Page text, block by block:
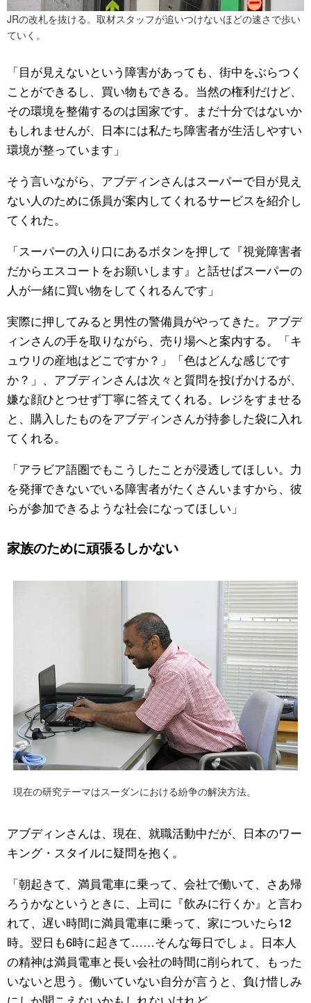
JRの改札を抜ける。取材スタッフが追いつけないほどの速さで歩い
ていく。
「目が見えないという障害があっても、街中をぶらつく
ことができるし、買い物もできる。当然の権利だけど、
その環境を整備するのは国家です。まだ十分ではないか
もしれませんが、日本には私たち障害者が生活しやすい
環境が整っています」
そう言いながら、アブディンさんはスーパーで目が見え
ない人のために係員が案内してくれるサービスを紹介し
てくれた。
「スーパーの入り口にあるボタンを押して『視覚障害者
だからエスコートをお願いします』と話せばスーパーの
人が一緒に買い物をしてくれるんです」
実際に押してみると男性の警備員がやってきた。アブデ
ィンさんの手を取りながら、売り場へと案内する。「キ
ュウリの産地はどこですか？」「色はどんな感じです
か？」、アブディンさんは次々と質問を投げかけるが、
嫌な顔ひとつせず丁寧に答えてくれる。レジをすませる
と、購入したものをアブディンさんが持参した袋に入れ
てくれる。
「アラビア語圏でもこうしたことが浸透してほしい。力
を発揮できないでいる障害者がたくさんいますから、彼
らが参加できるような社会になってほしい」
家族のために頑張るしかない
現在の研究テーマはスーダンにおける紛争の解決方法。
アブディンさんは、現在、就職活動中だが、日本のワー
キング・スタイルに疑問を抱く。
「朝起きて、満員電車に乗って、会社で働いて、さあ帰
ろうかなというときに、上司に『飲みに行くか』と言わ
れて、遅い時間に満員電車に乗って、家についたら12
時。翌日も6時に起きて……そんな毎日でしょ。日本人
の精神は満員電車と長い会社の時間に削られて、もった
いないと思う。働いていない自分が言うと、負け惜しみ